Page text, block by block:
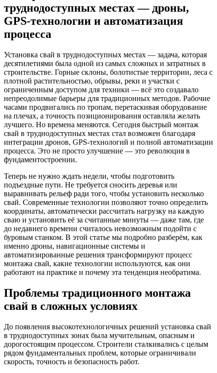
труднодоступных местах — дроны,
GPS‑технологии и автоматизация
процесса
Установка свай в труднодоступных местах — задача, которая
десятилетиями была одной из самых сложных и затратных в
строительстве. Горные склоны, болотистые территории, леса с
плотной растительностью, обрывы, реки и участки с
ограниченным доступом для техники — всё это создавало
непреодолимые барьеры для традиционных методов. Рабочие
часами продвигались по тропам, перетаскивая оборудование
на плечах, а точность позиционирования оставляла желать
лучшего. Но времена меняются. Сегодня быстрый монтаж
свай в труднодоступных местах стал возможен благодаря
интеграции дронов, GPS-технологий и полной автоматизации
процесса. Это не просто улучшение — это революция в
фундаментостроении.
Теперь не нужно ждать недели, чтобы подготовить
подъездные пути. Не требуется сносить деревья или
выравнивать рельеф ради того, чтобы установить несколько
свай. Современные технологии позволяют точно определить
координаты, автоматически рассчитать нагрузку на каждую
сваю и установить её за считанные минуты — даже там, где
до недавнего времени считалось невозможным подойти с
буровым станком. В этой статье мы подробно разберём, как
именно дроны, навигационные системы и
автоматизированные решения трансформируют процесс
монтажа свай, какие технологии используются, как они
работают на практике и почему эта тенденция необратима.
Проблемы традиционного монтажа
свай в сложных условиях
До появления высокотехнологичных решений установка свай
в труднодоступных зонах была мучительным, опасным и
дорогостоящим процессом. Строители сталкивались с целым
рядом фундаментальных проблем, которые ограничивали
скорость, точность и безопасность работ.